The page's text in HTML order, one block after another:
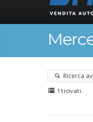
Ricerca
1 trovati.